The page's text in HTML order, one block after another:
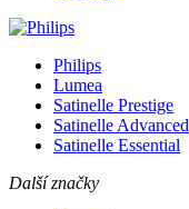
Philips
Lumea
Satinelle Prestige
Satinelle Advanced
Satinelle Essential
Další značky